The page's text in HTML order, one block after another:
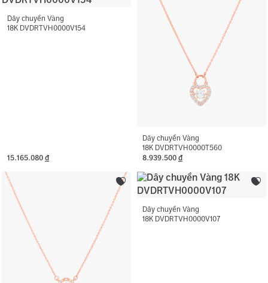
vàng.
Dây chuyền Vàng
18K DVDRTVH0000V154
15.165.080 đ
Dây chuyền Vàng
18K DVDRTVH0000T560
8.939.500 đ
Dây chuyền Vàng
18K DVDRTVH0000V107